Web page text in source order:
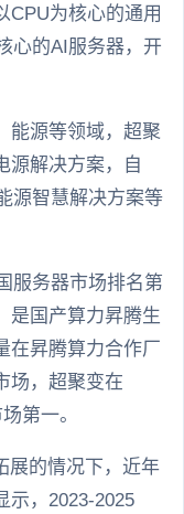
CPU为核心的通用
心的AI服务器，开
能源等领域，超聚
源解决方案，自
源智慧解决方案等
服务器市场排名第
是国产算力昇腾生
昇腾算力合作厂
场，超聚变在
第一。
展的情况下，近年
示，2023-2025